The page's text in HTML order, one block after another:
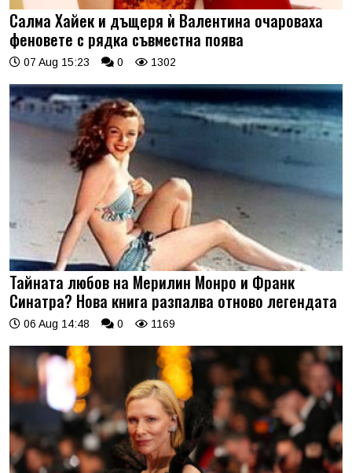
Салма Хайек и дъщеря ѝ Валентина очароваха
феновете с рядка съвместна поява
07 Aug 15:23 0 1302
Тайната любов на Мерилин Монро и Франк
Синатра? Нова книга разпалва отново легендата
06 Aug 14:48 0 1169